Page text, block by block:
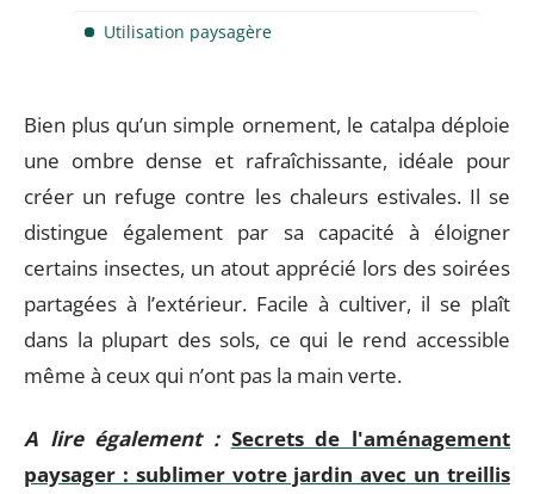
Utilisation paysagère
Bien plus qu’un simple ornement, le catalpa déploie
une ombre dense et rafraîchissante, idéale pour
créer un refuge contre les chaleurs estivales. Il se
distingue également par sa capacité à éloigner
certains insectes, un atout apprécié lors des soirées
partagées à l’extérieur. Facile à cultiver, il se plaît
dans la plupart des sols, ce qui le rend accessible
même à ceux qui n’ont pas la main verte.
A lire également : Secrets de l'aménagement
paysager : sublimer votre jardin avec un treillis